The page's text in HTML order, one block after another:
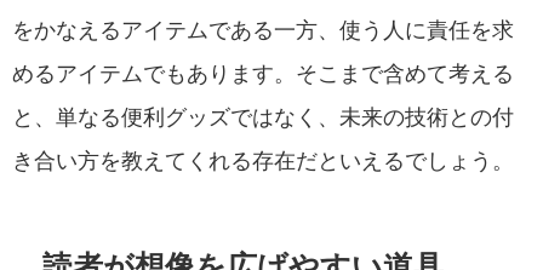
をかなえるアイテムである一方、使う人に責任を求
めるアイテムでもあります。そこまで含めて考える
と、単なる便利グッズではなく、未来の技術との付
き合い方を教えてくれる存在だといえるでしょう。